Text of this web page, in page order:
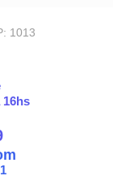
1013
16hs